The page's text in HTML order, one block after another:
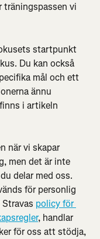
träningspassen vi
startpunkt
Du kan också
mål och ett
ännu
i artikeln
när vi skapar
men det är inte
delar med oss.
för personlig
policy för
, handlar
för oss att stödja,